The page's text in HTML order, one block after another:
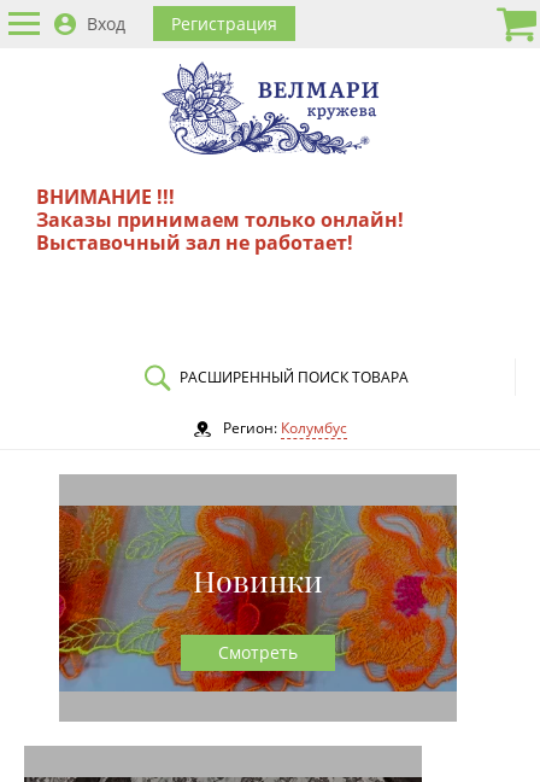
Вход Регистрация
ВНИМАНИЕ !!!
Заказы принимаем только онлайн!
Выставочный зал не работает!
РАСШИРЕННЫЙ ПОИСК ТОВАРА
Регион: Колумбус
Новинки
Смотреть